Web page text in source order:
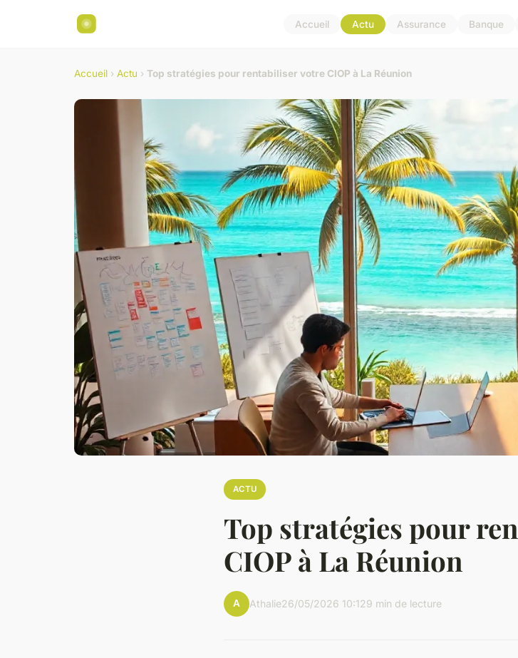
Accueil Actu Assurance Banque
Accueil › Actu › Top stratégies pour rentabiliser votre CIOP à La Réunion
ACTU
Top stratégies pour
CIOP à La Réunion
A Athalie26/05/2026 10:129 min de lecture